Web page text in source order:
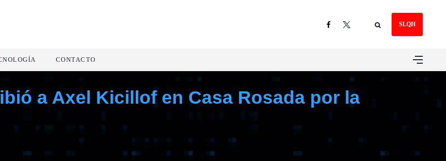
SLQH
CONTACTO
a Axel Kicillof en Casa Rosada por la